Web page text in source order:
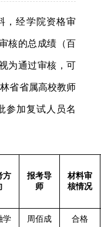
，经学院资格审
核的总成绩（百
为通过审核，可
省省属高校教师
参加复试人员名
方
报考导
师
材料审
核情况
学 周佰成 合格